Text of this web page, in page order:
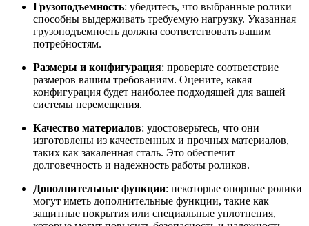
Грузоподъемность: убедитесь, что выбранные ролики
способны выдерживать требуемую нагрузку. Указанная
грузоподъемность должна соответствовать вашим
потребностям.
Размеры и конфигурация: проверьте соответствие
размеров вашим требованиям. Оцените, какая
конфигурация будет наиболее подходящей для вашей
системы перемещения.
Качество материалов: удостоверьтесь, что они
изготовлены из качественных и прочных материалов,
таких как закаленная сталь. Это обеспечит
долговечность и надежность работы роликов.
Дополнительные функции: некоторые опорные ролики
могут иметь дополнительные функции, такие как
защитные покрытия или специальные уплотнения,